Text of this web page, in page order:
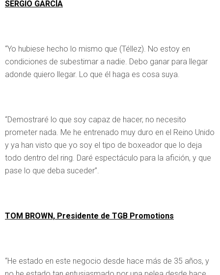
SERGIO GARCÍA
“Yo hubiese hecho lo mismo que (Téllez). No estoy en
condiciones de subestimar a nadie. Debo ganar para llegar
adonde quiero llegar. Lo que él haga es cosa suya.
“Demostraré lo que soy capaz de hacer, no necesito
prometer nada. Me he entrenado muy duro en el Reino Unido
y ya han visto que yo soy el tipo de boxeador que lo deja
todo dentro del ring. Daré espectáculo para la afición, y que
pase lo que deba suceder”.
TOM BROWN, Presidente de TGB Promotions
“He estado en este negocio desde hace más de 35 años, y